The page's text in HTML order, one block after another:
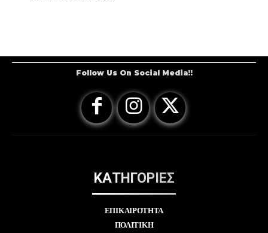
Follow Us On Social Media!!
ΚΑΤΗΓΟΡΙΕΣ
ΕΠΙΚΑΙΡΟΤΗΤΑ
ΠΟΛΙΤΙΚΗ